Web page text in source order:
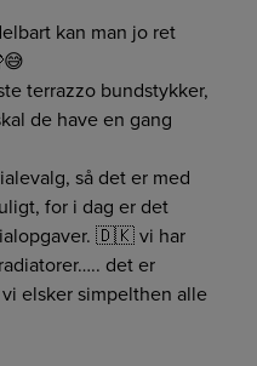
kan man jo ret
terrazzo bundstykker,
de have en gang
så det er med
for i dag er det
🇩🇰 vi har
det er
elsker simpelthen alle